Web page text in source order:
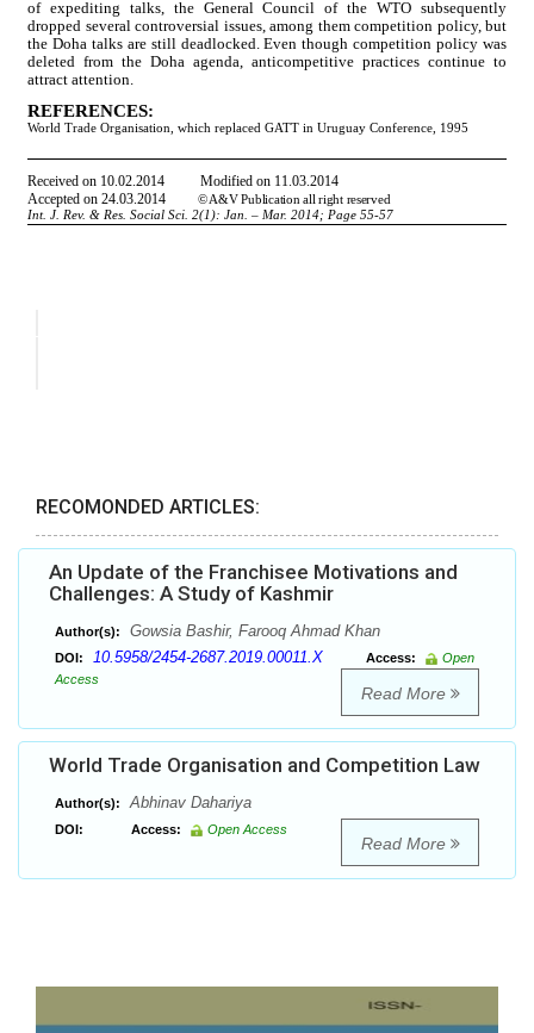
RECOMONDED ARTICLES:
An Update of the Franchisee Motivations and
Challenges: A Study of Kashmir
Author(s): Gowsia Bashir, Farooq Ahmad Khan
DOI: 10.5958/2454-2687.2019.00011.X Access:
Open
Access
Read More
World Trade Organisation and Competition Law
Author(s): Abhinav Dahariya
DOI: Access: Open Access
Read More